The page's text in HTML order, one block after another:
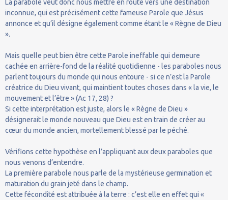
La parabole veut donc nous mettre en route vers une destination
inconnue, qui est précisément cette fameuse Parole que Jésus
annonce et qu’il désigne également comme étant le « Règne de Dieu
».
Mais quelle peut bien être cette Parole ineffable qui demeure
cachée en arrière-fond de la réalité quotidienne - les paraboles nous
parlent toujours du monde qui nous entoure - si ce n’est la Parole
créatrice du Dieu vivant, qui maintient toutes choses dans « la vie, le
mouvement et l’être » (Ac 17, 28) ?
Si cette interprétation est juste, alors le « Règne de Dieu »
désignerait le monde nouveau que Dieu est en train de créer au
cœur du monde ancien, mortellement blessé par le péché.
Vérifions cette hypothèse en l’appliquant aux deux paraboles que
nous venons d’entendre.
La première parabole nous parle de la mystérieuse germination et
maturation du grain jeté dans le champ.
Cette fécondité est attribuée à la terre : c’est elle en effet qui «